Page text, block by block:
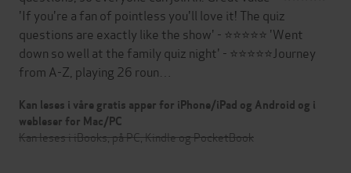
'If you're a fan of pointless you'll love it! The quiz
questions are exactly like the show' - ⭐⭐⭐⭐⭐ 'Went
down so well at the family quiz night' - ⭐⭐⭐⭐⭐Journey
from A-Z, playing 26 roun…
Kan leses i våre gratis apper for iPhone/iPad og Android og i
webleser for Mac/PC
Kan leses i iBooks, på PC, Kindle og PocketBook